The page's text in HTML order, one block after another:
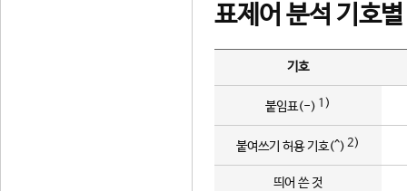
표제어 분석 기호
기호
붙임표(-) 1)
붙여쓰기 허용 기호(^) 2)
띄어 쓴 것